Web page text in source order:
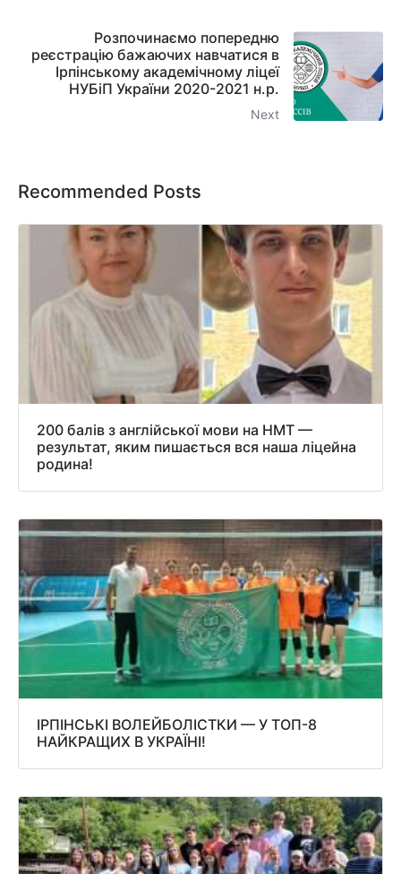
Розпочинаємо попередню
реєстрацію бажаючих навчатися в
Ірпінському академічному ліцеї
НУБіП України 2020-2021 н.р.
Next
Recommended Posts
200 балів з англійської мови на НМТ —
результат, яким пишається вся наша ліцейна
родина!
ІРПІНСЬКІ ВОЛЕЙБОЛІСТКИ — У ТОП-8
НАЙКРАЩИХ В УКРАЇНІ!